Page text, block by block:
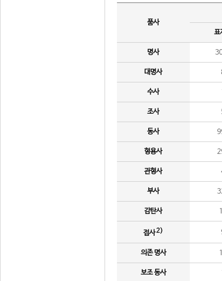
품사
표
명사
대명사
수사
조사
동사
형용사
관형사
부사
감탄사
접사2)
의존 명사
보조 동사